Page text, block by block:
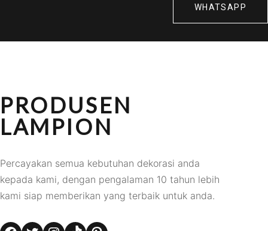
WHATSAPP
PRODUSEN
LAMPION
Percayakan semua kebutuhan dekorasi anda
kepada kami, dengan pengalaman 10 tahun lebih
kami siap memberikan yang terbaik untuk anda.